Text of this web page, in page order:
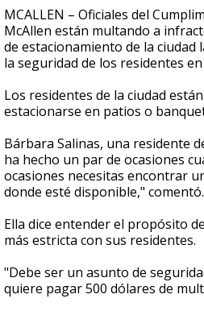
seconds
of
2
minutes,
38
seconds
MCALLEN – Oficiales del
McAllen están multando a
de estacionamiento de la
la seguridad de los residentes
Los residentes de la ciudad
estacionarse en patios o
Bárbara Salinas, una residente
ha hecho un par de ocasiones
ocasiones necesitas encontrar
donde esté disponible," comentó.
Ella dice entender el propósito
más estricta con sus residentes.
"Debe ser un asunto de
quiere pagar 500 dólares de